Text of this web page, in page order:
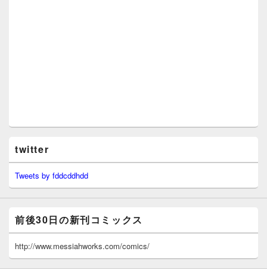
twitter
Tweets by fddcddhdd
前後30日の新刊コミックス
http://www.messiahworks.com/comics/